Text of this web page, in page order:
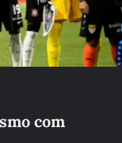
com